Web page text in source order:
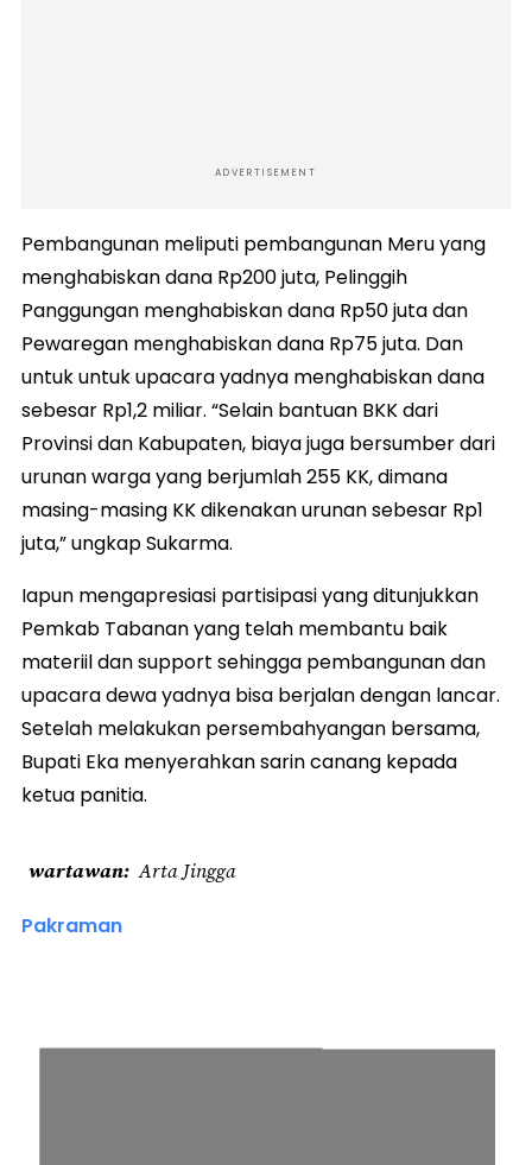
ADVERTISEMENT
Pembangunan meliputi pembangunan Meru yang
menghabiskan dana Rp200 juta, Pelinggih
Panggungan menghabiskan dana Rp50 juta dan
Pewaregan menghabiskan dana Rp75 juta. Dan
untuk untuk upacara yadnya menghabiskan dana
sebesar Rp1,2 miliar. “Selain bantuan BKK dari
Provinsi dan Kabupaten, biaya juga bersumber dari
urunan warga yang berjumlah 255 KK, dimana
masing-masing KK dikenakan urunan sebesar Rp1
juta,” ungkap Sukarma.
Iapun mengapresiasi partisipasi yang ditunjukkan
Pemkab Tabanan yang telah membantu baik
materiil dan support sehingga pembangunan dan
upacara dewa yadnya bisa berjalan dengan lancar.
Setelah melakukan persembahyangan bersama,
Bupati Eka menyerahkan sarin canang kepada
ketua panitia.
wartawan Arta Jingga
Pakraman